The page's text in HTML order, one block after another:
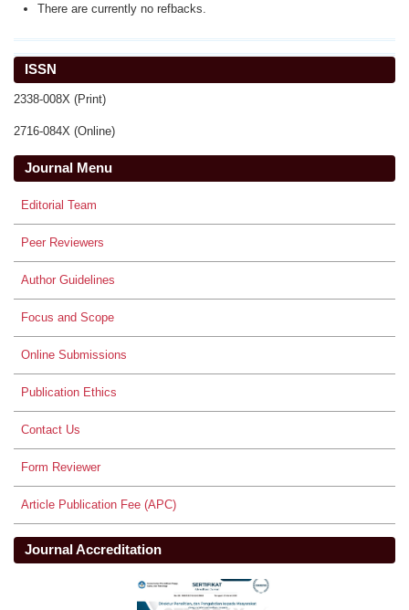
ISSN
2338-008X (Print)
2716-084X (Online)
Journal Menu
Editorial Team
Peer Reviewers
Author Guidelines
Focus and Scope
Online Submissions
Publication Ethics
Contact Us
Form Reviewer
Article Publication Fee (APC)
Journal Accreditation
There are currently no refbacks.